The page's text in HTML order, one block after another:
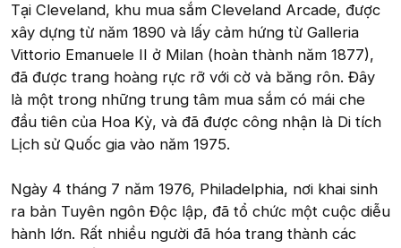
Tại Cleveland, khu mua sắm Cleveland Arcade, được
xây dựng từ năm 1890 và lấy cảm hứng từ Galleria
Vittorio Emanuele II ở Milan (hoàn thành năm 1877),
đã được trang hoàng rực rỡ với cờ và băng rôn. Đây
là một trong những trung tâm mua sắm có mái che
đầu tiên của Hoa Kỳ, và đã được công nhận là Di tích
Lịch sử Quốc gia vào năm 1975.
Ngày 4 tháng 7 năm 1976, Philadelphia, nơi khai sinh
ra bản Tuyên ngôn Độc lập, đã tổ chức một cuộc diễu
hành lớn. Rất nhiều người đã hóa trang thành các